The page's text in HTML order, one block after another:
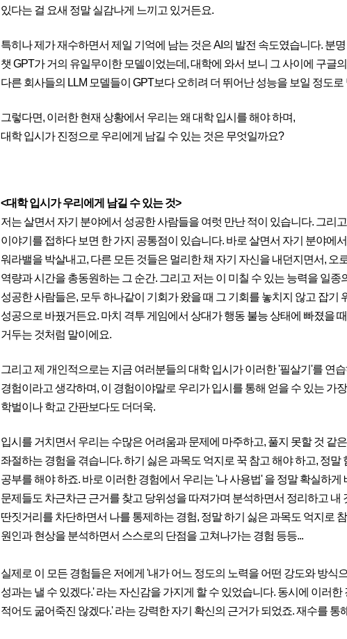
있다는 걸 요새 정말 실감나게 느끼고 있거든요.
특히나 제가 재수하면서 제일 기억에 남는 것은 AI의 발전 속도였습니다. 분
챗 GPT가 거의 유일무이한 모델이었는데, 대학에 와서 보니 그 사이에 구글
다른 회사들의 LLM 모델들이 GPT보다 오히려 더 뛰어난 성능을 보일 정도
그렇다면, 이러한 현재 상황에서 우리는 왜 대학 입시를 해야 하며,
대학 입시가 진정으로 우리에게 남길 수 있는 것은 무엇일까요?
<대학 입시가 우리에게 남길 수 있는 것>
저는 살면서 자기 분야에서 성공한 사람들을 여럿 만난 적이 있습니다. 그리
이야기를 접하다 보면 한 가지 공통점이 있습니다. 바로 살면서 자기 분야에
워라밸을 박살내고, 다른 모든 것들은 멀리한 채 자기 자신을 내던지면서, 오
역량과 시간을 총동원하는 그 순간. 그리고 저는 이 미칠 수 있는 능력을 일종
성공한 사람들은, 모두 하나같이 기회가 왔을 때 그 기회를 놓치지 않고 잡기
성공으로 바꿨거든요. 마치 격투 게임에서 상대가 행동 불능 상태에 빠졌을
거두는 것처럼 말이에요.
그리고 제 개인적으로는 지금 여러분들의 대학 입시가 이러한 '필살기'를 연
경험이라고 생각하며, 이 경험이야말로 우리가 입시를 통해 얻을 수 있는 가
학벌이나 학교 간판보다도 더더욱.
입시를 거치면서 우리는 수많은 어려움과 문제에 마주하고, 풀지 못할 것 같
좌절하는 경험을 겪습니다. 하기 싫은 과목도 억지로 꾹 참고 해야 하고, 정말
공부를 해야 하죠. 바로 이러한 경험에서 우리는 '나 사용법' 을 정말 확실하
문제들도 차근차근 근거를 찾고 당위성을 따져가며 분석하면서 정리하고 내
딴짓거리를 차단하면서 나를 통제하는 경험, 정말 하기 싫은 과목도 억지로
원인과 현상을 분석하면서 스스로의 단점을 고쳐나가는 경험 등등...
실제로 이 모든 경험들은 저에게 '내가 어느 정도의 노력을 어떤 강도와 방식
성과는 낼 수 있겠다.' 라는 자신감을 가지게 할 수 있었습니다. 동시에 이러
적어도 굶어죽진 않겠다.' 라는 강력한 자기 확신의 근거가 되었죠. 재수를 통